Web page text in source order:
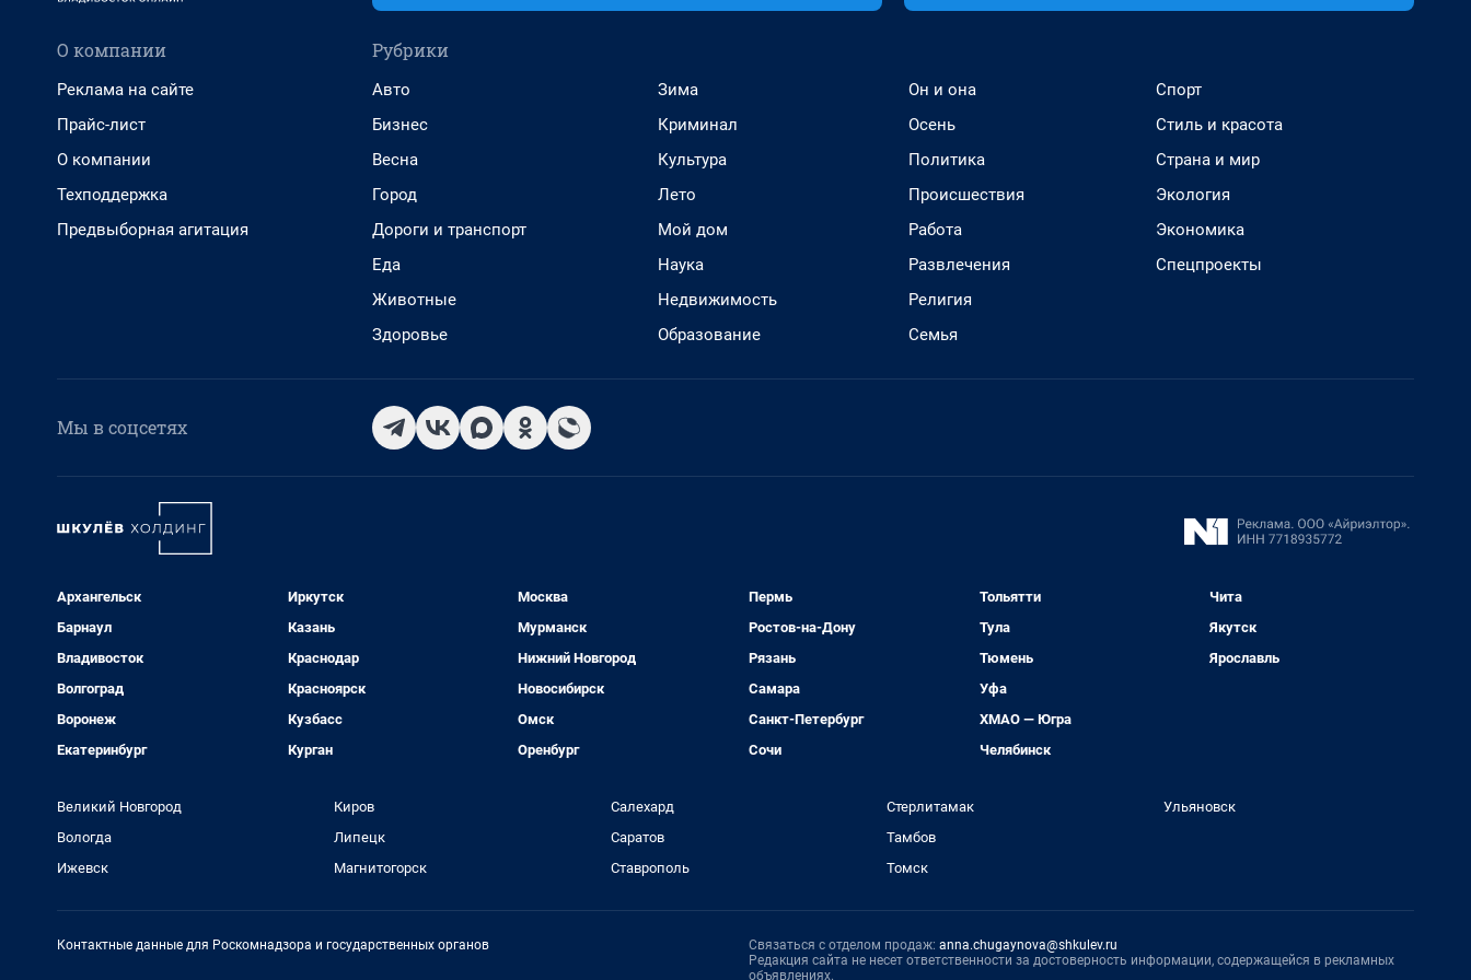
О компании
Реклама на сайте
Прайс-лист
О компании
Техподдержка
Предвыборная агитация
Рубрики
Авто
Бизнес
Весна
Город
Дороги и транспорт
Еда
Животные
Здоровье
Зима
Криминал
Культура
Лето
Мой дом
Наука
Недвижимость
Образование
Он и она
Осень
Политика
Происшествия
Работа
Развлечения
Религия
Семья
Спорт
Стиль и красота
Страна и мир
Экология
Экономика
Спецпроекты
Мы в соцсетях
Архангельск
Барнаул
Владивосток
Волгоград
Воронеж
Екатеринбург
Иркутск
Казань
Краснодар
Красноярск
Кузбасс
Курган
Москва
Мурманск
Нижний Новгород
Новосибирск
Омск
Оренбург
Пермь
Ростов-на-Дону
Рязань
Самара
Санкт-Петербург
Сочи
Тольятти
Тула
Тюмень
Уфа
ХМАО — Югра
Челябинск
Чита
Якутск
Ярославль
Великий Новгород
Вологда
Ижевск
Киров
Липецк
Магнитогорск
Салехард
Саратов
Ставрополь
Стерлитамак
Тамбов
Томск
Ульяновск
Контактные данные для Роскомнадзора и государственных органов Связаться с отделом продаж: anna.chugaynova@shkulev.ru
Редакция сайта не несет ответственности за достоверность информации, содержащейся в рекламных
объявлениях.